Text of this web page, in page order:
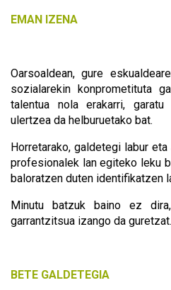
EMAN IZENA
Oarsoaldean, gure
sozialarekin konprometituta
talentua nola erakarri,
ulertzea da helburuetako bat.
Horretarako, galdetegi labur
profesionalek lan egiteko leku
baloratzen duten identifikatzen
Minutu batzuk baino ez
garrantzitsua izango da guretzat.
BETE GALDETEGIA